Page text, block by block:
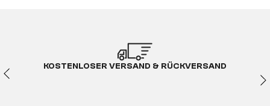
KOSTENLOSER VERSAND & RÜCKVERSAND